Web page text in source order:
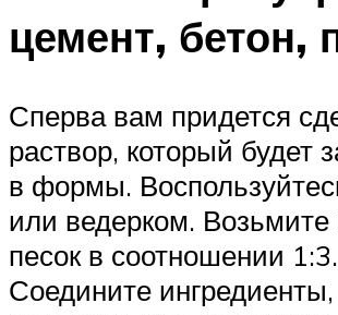
цемент, бетон,
Сперва вам придется
раствор, который будет
в формы.
или ведерком.
песок в соотношении 1:3.
Соедините